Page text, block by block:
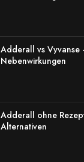
Adderall vs
Nebenwirkungen
Adderall ohne
Alternativen